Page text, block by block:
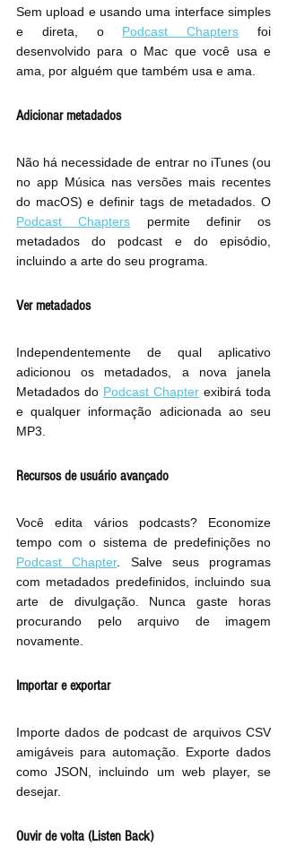
Sem upload e usando uma interface simples
e direta, o Podcast Chapters foi
desenvolvido para o Mac que você usa e
ama, por alguém que também usa e ama.
Adicionar metadados
Não há necessidade de entrar no iTunes (ou
no app Música nas versões mais recentes
Podcast Chapters permite definir os
metadados do podcast e do episódio,
incluindo a arte do seu programa.
Ver metadados
Independentemente de qual aplicativo
adicionou os metadados, a nova janela
Metadados do Podcast Chapter exibirá toda
e qualquer informação adicionada ao seu
MP3.
Recursos de usuário avançado
Você edita vários podcasts? Economize
Podcast Chapter. Salve seus programas
com metadados predefinidos, incluindo sua
arte de divulgação. Nunca gaste horas
procurando pelo arquivo de imagem
novamente.
Importar e exportar
Importe dados de podcast de arquivos CSV
amigáveis ​​para automação. Exporte dados
como JSON, incluindo um web player, se
desejar.
Ouvir de volta (Listen Back)